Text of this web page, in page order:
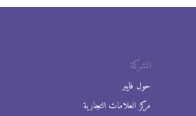
الشركة
حول فايبر
مركز العلامات التجارية